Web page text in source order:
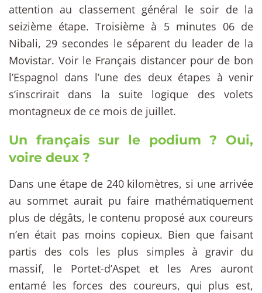
attention au classement général le soir de la
seizième étape. Troisième à 5 minutes 06 de
Nibali, 29 secondes le séparent du leader de la
Movistar. Voir le Français distancer pour de bon
l’Espagnol dans l’une des deux étapes à venir
s’inscrirait dans la suite logique des volets
montagneux de ce mois de juillet.
Un français sur le podium ? Oui,
voire deux ?
Dans une étape de 240 kilomètres, si une arrivée
au sommet aurait pu faire mathématiquement
plus de dégâts, le contenu proposé aux coureurs
n’en était pas moins copieux. Bien que faisant
partis des cols les plus simples à gravir du
massif, le Portet-d’Aspet et les Ares auront
entamé les forces des coureurs, qui plus est,